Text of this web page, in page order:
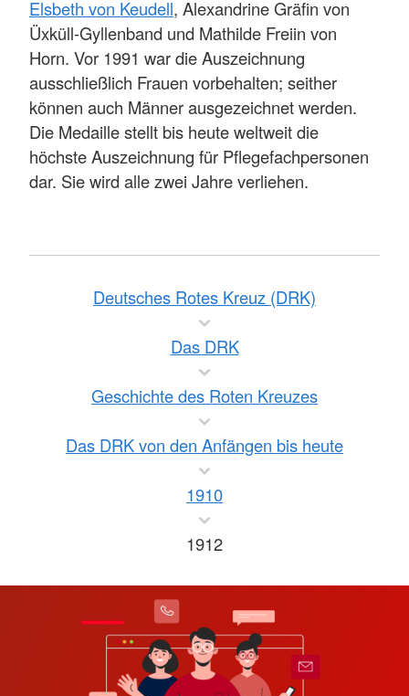
Elsbeth von Keudell, Alexandrine Gräfin von
Üxküll-Gyllenband und Mathilde Freiin von
Horn. Vor 1991 war die Auszeichnung
ausschließlich Frauen vorbehalten; seither
können auch Männer ausgezeichnet werden.
Die Medaille stellt bis heute weltweit die
höchste Auszeichnung für Pflegefachpersonen
dar. Sie wird alle zwei Jahre verliehen.
Deutsches Rotes Kreuz (DRK)
Das DRK
Geschichte des Roten Kreuzes
Das DRK von den Anfängen bis heute
1910
1912